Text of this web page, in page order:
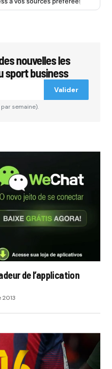
sera pas publiée.Les
indiqués avec*
nouvelles les
sport business
Valider
semaine).
de l’application
2013